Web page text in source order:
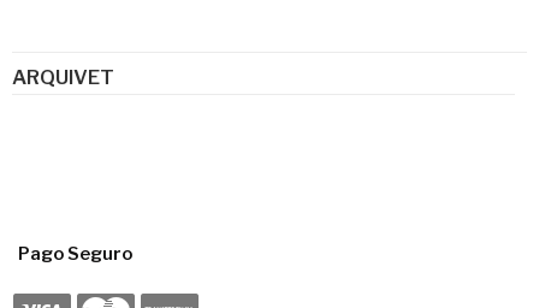
ARQUIVET
Pago Seguro